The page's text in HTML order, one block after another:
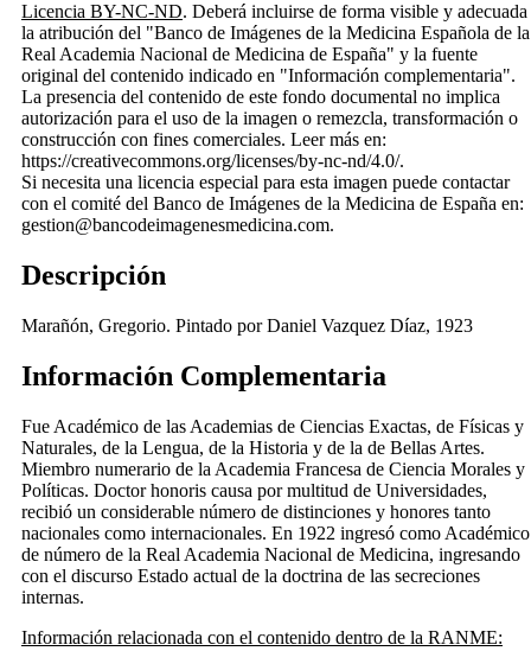
Licencia BY-NC-ND. Deberá incluirse de forma visible y adecuada
la atribución del "Banco de Imágenes de la Medicina Española de la
Real Academia Nacional de Medicina de España" y la fuente
original del contenido indicado en "Información complementaria".
La presencia del contenido de este fondo documental no implica
autorización para el uso de la imagen o remezcla, transformación o
construcción con fines comerciales. Leer más en:
https://creativecommons.org/licenses/by-nc-nd/4.0/.
Si necesita una licencia especial para esta imagen puede contactar
con el comité del Banco de Imágenes de la Medicina de España en:
gestion@bancodeimagenesmedicina.com.
Descripción
Marañón, Gregorio. Pintado por Daniel Vazquez Díaz, 1923
Información Complementaria
Fue Académico de las Academias de Ciencias Exactas, de Físicas y
Naturales, de la Lengua, de la Historia y de la de Bellas Artes.
Miembro numerario de la Academia Francesa de Ciencia Morales y
Políticas. Doctor honoris causa por multitud de Universidades,
recibió un considerable número de distinciones y honores tanto
nacionales como internacionales. En 1922 ingresó como Académico
de número de la Real Academia Nacional de Medicina, ingresando
con el discurso Estado actual de la doctrina de las secreciones
internas.
Información relacionada con el contenido dentro de la RANME: